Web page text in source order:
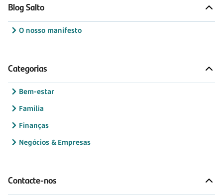
Blog Salto
O nosso manifesto
Categorias
Bem-estar
Família
Finanças
Negócios & Empresas
Contacte-nos